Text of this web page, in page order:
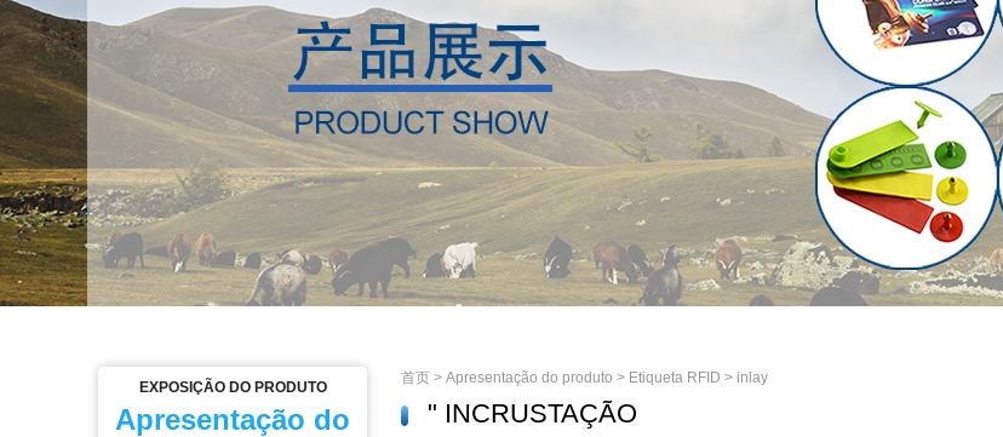
EXPOSIÇÃO DO PRODUTO
Apresentação do
首页 >Apresentação do produto > Etiqueta RFID > inlay
" INCRUSTAÇÃO